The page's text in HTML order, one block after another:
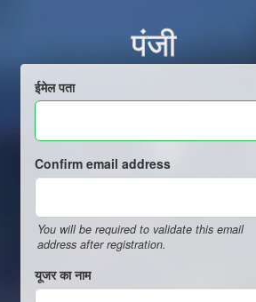
पंजी
ईमेल पता
Confirm email address
You will be required to validate this email
address after registration.
यूजर का नाम